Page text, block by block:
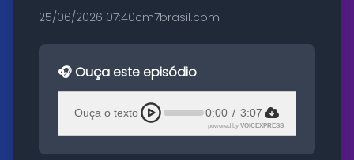
25/06/2026 07:40cm7brasil.com
🎧 Ouça este episódio
Ouça o texto 0:00 / 3:07
powered by VOICEXPRESS